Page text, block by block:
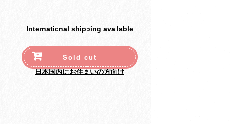
International shipping available
Sold out
日本国内にお住まいの方向け